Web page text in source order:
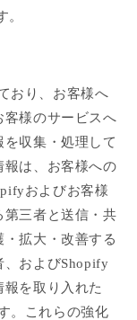
。
おり、お客様へ
客様のサービスへ
収集・処理して
報は、お客様への
およびお客様
第三者と送信・共
拡大・改善する
、およびShopify
を取り入れた
。これらの強化